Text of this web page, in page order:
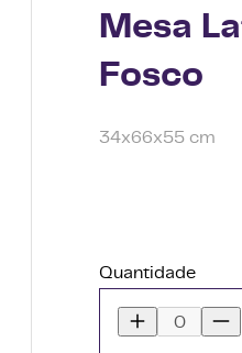
Mesa
Fosco
34x66x55 cm
Quantidade